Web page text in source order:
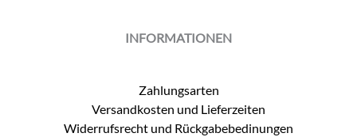
INFORMATIONEN
Zahlungsarten
Versandkosten und Lieferzeiten
Widerrufsrecht und Rückgabebedinungen